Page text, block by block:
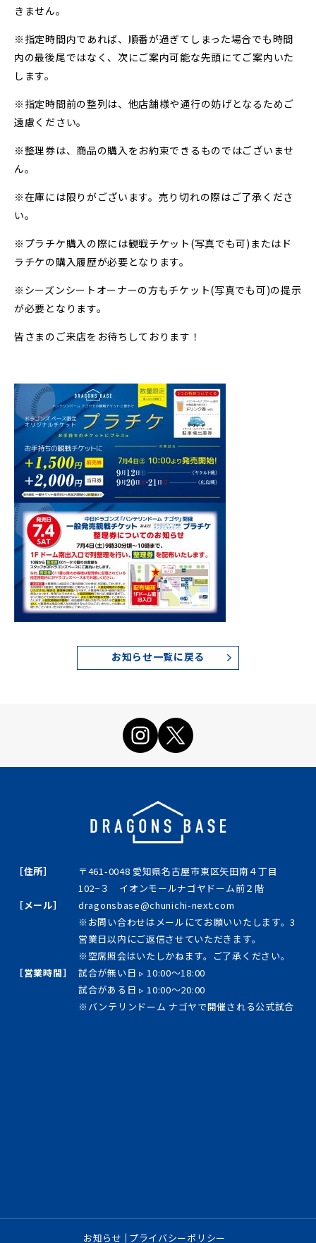
きません。
※指定時間内であれば、順番が過ぎてしまった場合でも時間
内の最後尾ではなく、次にご案内可能な先頭にてご案内いた
します。
※指定時間前の整列は、他店舗様や通行の妨げとなるためご
遠慮ください。
※整理券は、商品の購入をお約束できるものではございませ
ん。
※在庫には限りがございます。売り切れの際はご了承くださ
い。
※プラチケ購入の際には観戦チケット(写真でも可)またはド
ラチケの購入履歴が必要となります。
※シーズンシートオーナーの方もチケット(写真でも可)の提示
が必要となります。
皆さまのご来店をお待ちしております！
お知らせ一覧に戻る
［住所］
〒461-0048 愛知県名古屋市東区矢田南４丁目
102−３ イオンモールナゴヤドーム前２階
［メール］
dragonsbase@chunichi-next.com
※お問い合わせはメールにてお願いいたします。3
営業日以内にご返信させていただきます。
※空席照会はいたしかねます。ご了承ください。
［営業時間］
試合が無い日 ▹ 10:00～18:00
試合がある日 ▹ 10:00～20:00
※バンテリンドーム ナゴヤで開催される公式試合
お知らせ プライバシーポリシー